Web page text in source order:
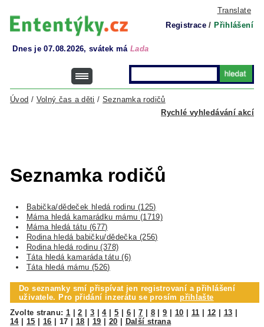
Translate
Registrace / Přihlášení
Dnes je 07.08.2026, svátek má Lada
Rychlé vyhledávání akcí
Úvod / Volný čas a děti /Seznamka rodičů
Seznamka rodičů
Babička/dědeček hledá rodinu (125)
Máma hledá kamarádku mámu (1719)
Máma hledá tátu (677)
Rodina hledá babičku/dědečka (256)
Rodina hledá rodinu (378)
Táta hledá kamaráda tátu (6)
Táta hledá mámu (526)
Do seznamky smí přispívat jen registrovaní a přihlášení
uživatele. Pro přidání inzerátu se prosímpřihlašte
Zvolte stranu: 1 |2 3 |4| 5 6|7 8|9 10 11 12 13
14| 15 16 17 18 19 20 Další strana